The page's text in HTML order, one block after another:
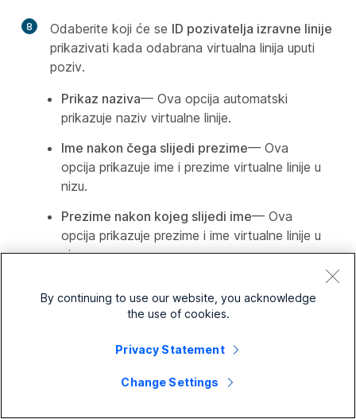
8 Odaberite koji će se ID pozivatelja izravne linije
prikazivati kada odabrana virtualna linija uputi
poziv.
Prikaz naziva— Ova opcija automatski
prikazuje naziv virtualne linije.
Ime nakon čega slijedi prezime— Ova
opcija prikazuje ime i prezime virtualne linije u
nizu.
Prezime nakon kojeg slijedi ime— Ova
opcija prikazuje prezime i ime virtualne linije u
nizu.
Ova opcija prikazuje prilagođeno ime koje
unosite kao ID pozivatelja.
Ime drugog pozivatelja izravne
By continuing to use our website, you acknowledge
the use of cookies.
Privacy Statement
Change Settings